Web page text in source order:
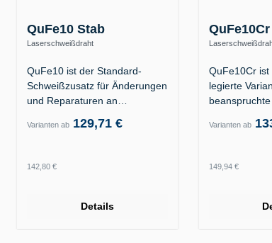
QuFe10 Stab
Laserschweißdraht
QuFe10 ist der Standard-
Schweißzusatz für Änderungen
und Reparaturen an
Varianten ab129,71 €
Regulärer Preis:
142,80 €
Details
QuFe10Cr ist
legierte
Varianten ab
Regulärer
149,94 €